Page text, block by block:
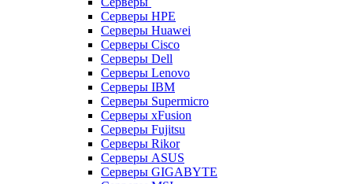
Серверы HPE
Серверы Huawei
Серверы Cisco
Серверы Dell
Серверы Lenovo
Серверы IBM
Серверы Supermicro
Серверы xFusion
Серверы Fujitsu
Серверы Rikor
Серверы ASUS
Серверы GIGABYTE